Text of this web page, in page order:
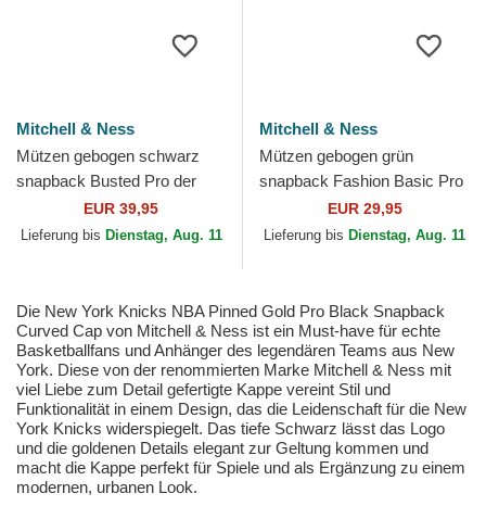
Mitchell & Ness
Mützen gebogen schwarz
snapback Busted Pro der
Detroit Red Wings NHL von
Mitchell & Ness
EUR 39,95
Lieferung bis Dienstag, Aug. 11
Mitchell & Ness
Mützen gebogen grün
snapback Fashion Basic Pro
der Vancouver Grizzlies NBA
von Mitchell & Ness
EUR 29,95
Lieferung bis Dienstag, Aug. 11
Die New York Knicks NBA Pinned Gold Pro Black Snapback
Curved Cap von Mitchell & Ness ist ein Must-have für echte
Basketballfans und Anhänger des legendären Teams aus New
York. Diese von der renommierten Marke Mitchell & Ness mit
viel Liebe zum Detail gefertigte Kappe vereint Stil und
Funktionalität in einem Design, das die Leidenschaft für die New
York Knicks widerspiegelt. Das tiefe Schwarz lässt das Logo
und die goldenen Details elegant zur Geltung kommen und
macht die Kappe perfekt für Spiele und als Ergänzung zu einem
modernen, urbanen Look.